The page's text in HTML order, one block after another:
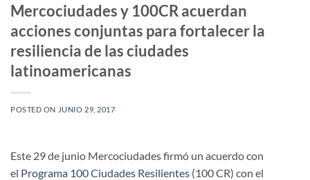
Mercociudades y 100CR acuerdan
acciones conjuntas para fortalecer la
resiliencia de las ciudades
latinoamericanas
POSTED ON JUNIO 29, 2017
Este 29 de junio Mercociudades firmó un acuerdo con
el Programa 100 Ciudades Resilientes (100 CR) con el